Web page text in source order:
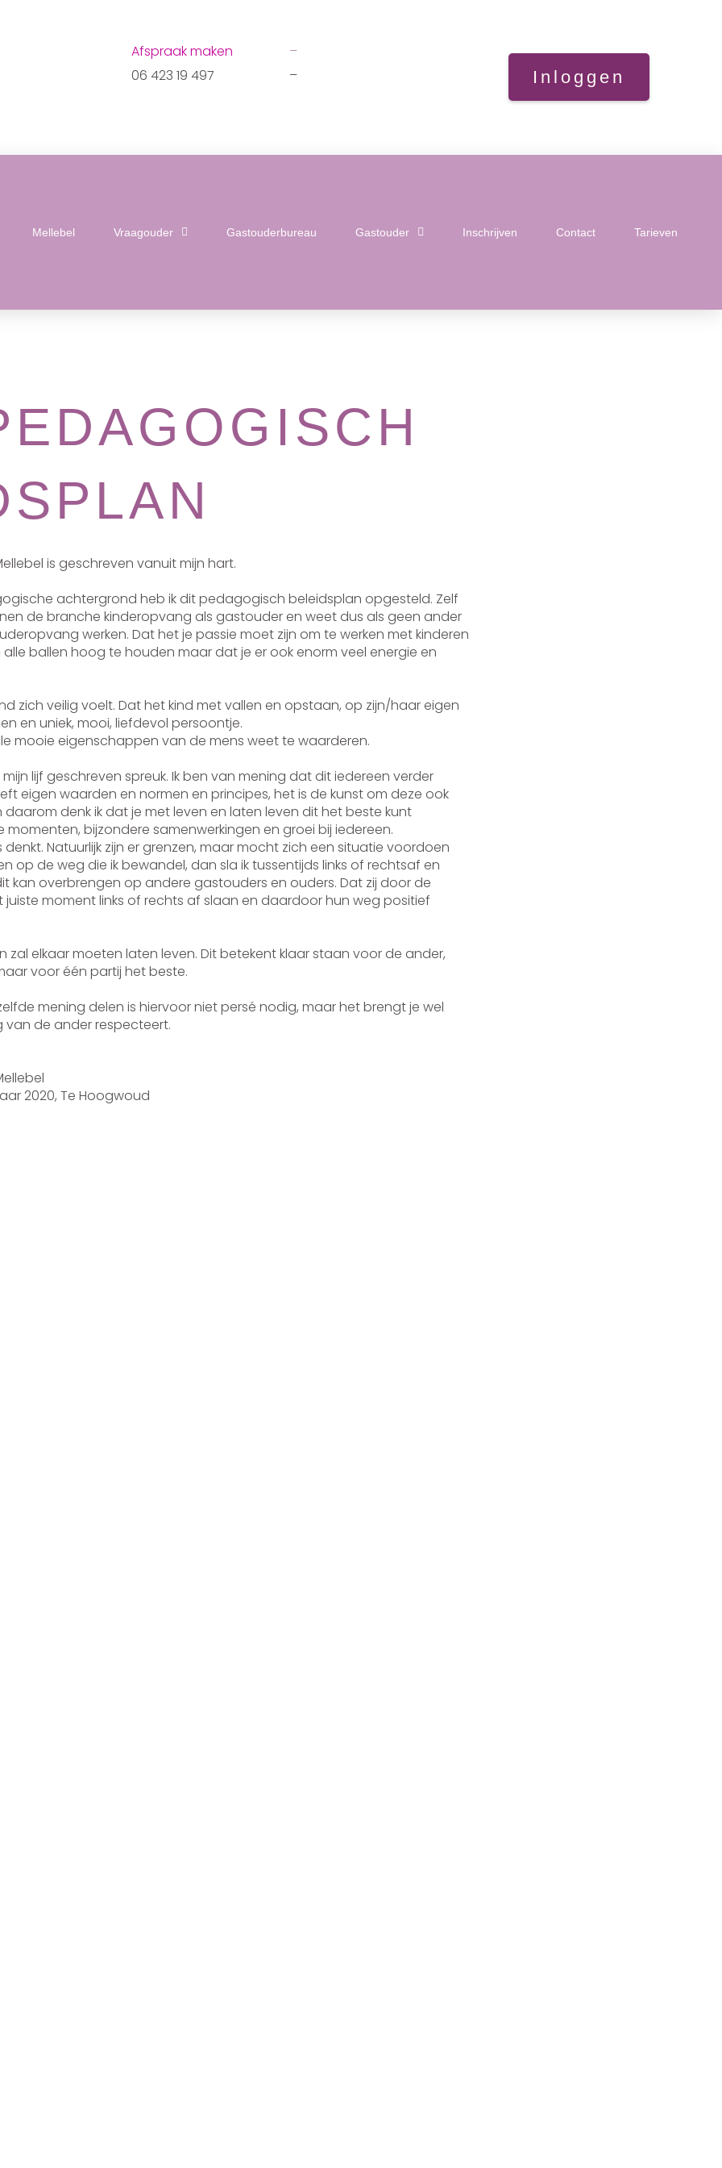
Afspraak maken
06 423 19 497
–
–
Inloggen
Mellebel Vraagouder Gastouderbureau Gastouder Inschrijven Contact Tarieven
is geschreven vanuit mijn hart.
achtergrond heb ik dit pedagogisch beleidsplan opgesteld. Zelf
de branche kinderopvang als gastouder en weet dus als geen ander
werken. Dat het je passie moet zijn om te werken met kinderen
ballen hoog te houden maar dat je er ook enorm veel energie en
zich veilig voelt. Dat het kind met vallen en opstaan, op zijn/haar eigen
en uniek, mooi, liefdevol persoontje.
mooie eigenschappen van de mens weet te waarderen.
mijn lijf geschreven spreuk. Ik ben van mening dat dit iedereen verder
eigen waarden en normen en principes, het is de kunst om deze ook
denk ik dat je met leven en laten leven dit het beste kunt
momenten, bijzondere samenwerkingen en groei bij iedereen.
Natuurlijk zijn er grenzen, maar mocht zich een situatie voordoen
op de weg die ik bewandel, dan sla ik tussentijds links of rechtsaf en
kan overbrengen op andere gastouders en ouders. Dat zij door de
moment links of rechts af slaan en daardoor hun weg positief
zal elkaar moeten laten leven. Dit betekent klaar staan voor de ander,
voor één partij het beste.
mening delen is hiervoor niet persé nodig, maar het brengt je wel
van de ander respecteert.
gastouderbureau Mellebel